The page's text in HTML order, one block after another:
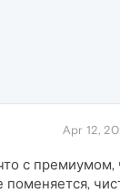
Apr 12,
с премиумом,